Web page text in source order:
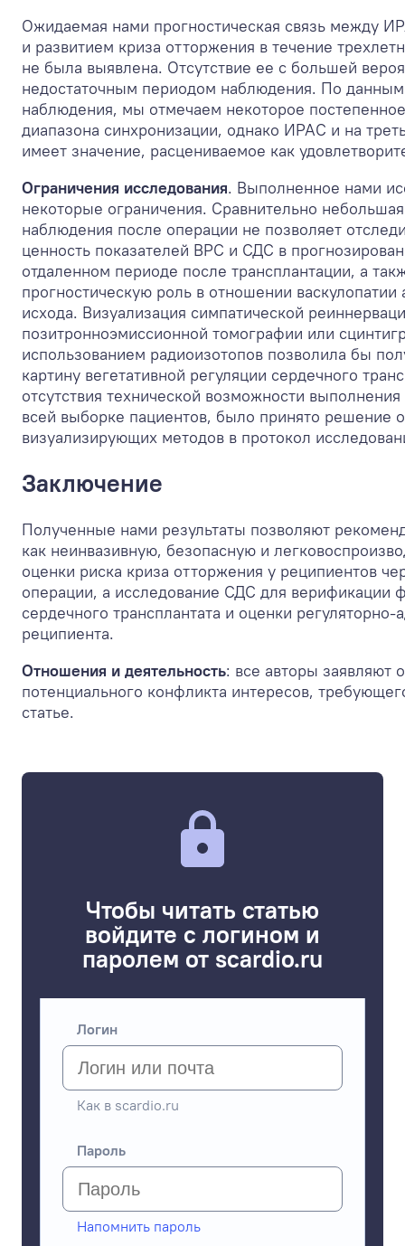
Ожидаемая нами прогностическая связь между
и развитием криза отторжения в течение
не была выявлена. Отсутствие ее с большей
недостаточным периодом наблюдения. По
наблюдения, мы отмечаем некоторое
диапазона синхронизации, однако ИРАС и на
имеет значение, расцениваемое как
Ограничения исследования. Выполненное нами
некоторые ограничения. Сравнительно
наблюдения после операции не позволяет
ценность показателей ВРС и СДС в
отдаленном периоде после трансплантации, а
прогностическую роль в отношении васкулопатии
исхода. Визуализация симпатической
позитронноэмиссионной томографии или
использованием радиоизотопов позволила бы
картину вегетативной регуляции сердечного
отсутствия технической возможности
всей выборке пациентов, было принято решение
визуализирующих методов в протокол
Заключение
Полученные нами результаты позволяют
как неинвазивную, безопасную и
оценки риска криза отторжения у реципиентов
операции, а исследование СДС для верификации
сердечного трансплантата и оценки
реципиента.
Отношения и деятельность: все авторы заявляют
потенциального конфликта интересов,
статье.
Чтобы читать статью
войдите с логином и
паролем от scardio.ru
Логин
Как в scardio.ru
Пароль
Напомнить пароль